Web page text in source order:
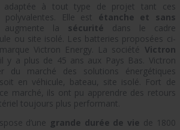
adaptée à tout type de projet tant ces
polyvalentes. Elle est étanche et sans
la sécurité dans le cadre
ou site isolé. Les batteries proposées ci-
Victron Energy.
La société Victron
y a plus de 45 ans aux Pays Bas. Victron
du marché des solutions énergétiques
en véhicule, bateau, site isolé. Fort de
marché, ils ont pu apprendre des retours
toujours plus performant.
d’une grande durée de vie de 1800